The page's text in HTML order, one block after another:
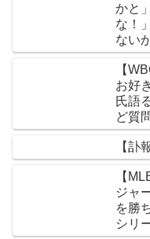
かと
な！
ない
【
お好
氏語
ど質
【訃
【
ジャ
を勝
シリ